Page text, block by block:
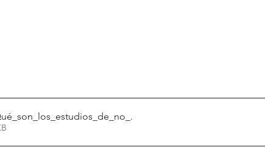
.